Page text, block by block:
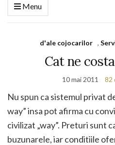
Menu
d'ale cojocarilor ,
Cat ne
10 mai 2011 82
Nu spun ca sistemul privat
way” insa pot afirma cu
civilizat „way”. Preturi sunt
buzunarele, iar conditiile